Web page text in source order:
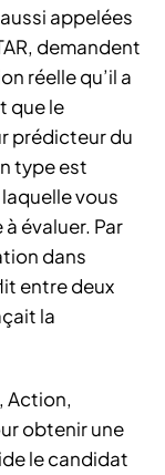
appelées
demandent
réelle qu’il a
que le
prédicteur du
type est
vous
évaluer. Par
dans
entre deux
la
Action,
obtenir une
le candidat